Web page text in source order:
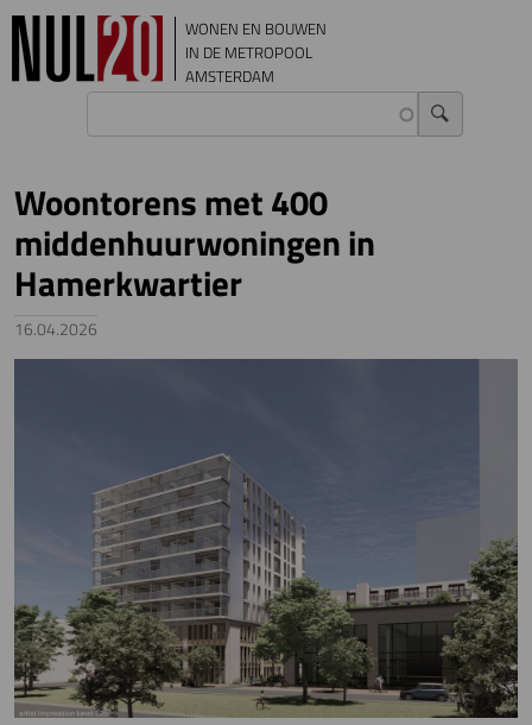
Overslaan en naar de inhoud gaan
WONEN EN BOUWEN
IN DE METROPOOL
AMSTERDAM
Woontorens met 400
middenhuurwoningen in
Hamerkwartier
16.04.2026